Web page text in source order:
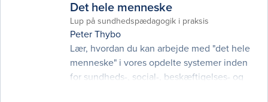
Det hele menneske
Lup på sundhedspædagogik i praksis
Peter Thybo
Lær, hvordan du kan arbejde med "det hele
menneske" i vores opdelte systemer inden
for sundheds-, social-, beskæftigelses- og